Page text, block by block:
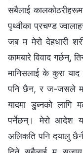
सबैलाई
पृथ्वीका प्रचण्ड ज्वालाहरू
जब म मेरो देहधारी
कामबारे विवाद गर्छन्,
मानिसलाई के कुरा याद
पनि छैन, र ज-जसले
यादमा डुब्‍नको लागि
पर्नेछन्। मेरो आदेश
अलिकति पनि दयालु